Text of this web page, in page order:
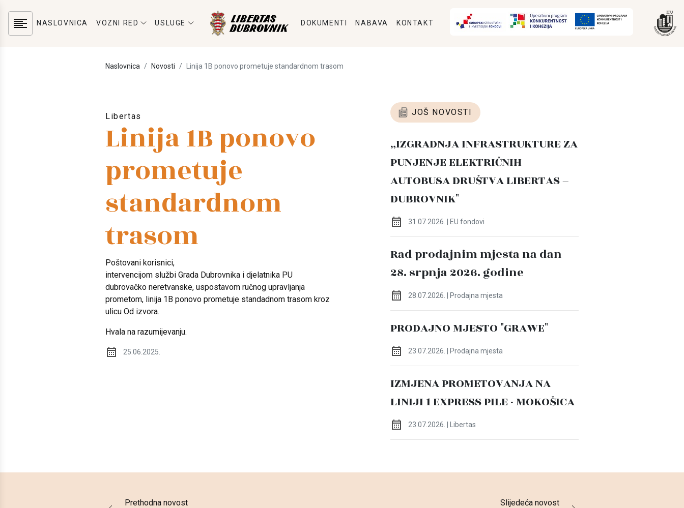
NASLOVNICA VOZNI RED USLUGE DOKUMENTI NABAVA KONTAKT
Naslovnica Novosti Linija 1B ponovo prometuje standardnom trasom
Libertas
Linija 1B ponovo
prometuje
standardnom
trasom
Poštovani korisnici,
intervencijom službi Grada Dubrovnika i djelatnika PU
dubrovačko neretvanske, uspostavom ručnog upravljanja
prometom, linija 1B ponovo prometuje standadnom trasom kroz
ulicu Od izvora.
Hvala na razumijevanju.
25.06.2025.
JOŠ NOVOSTI
„IZGRADNJA INFRASTRUKTURE ZA
PUNJENJE ELEKTRIČNIH
AUTOBUSA DRUŠTVA LIBERTAS –
DUBROVNIK"
31.07.2026. | EU fondovi
Rad prodajnim mjesta na dan
28. srpnja 2026. godine
28.07.2026. | Prodajna mjesta
PRODAJNO MJESTO "GRAWE"
23.07.2026. | Prodajna mjesta
IZMJENA PROMETOVANJA NA
LINIJI 1 EXPRESS PILE - MOKOŠICA
23.07.2026. | Libertas
Prethodna novost Slijedeća novost